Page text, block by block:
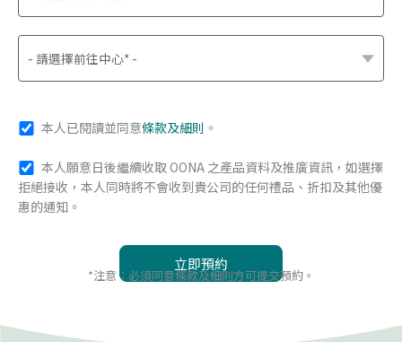
本人已閱讀並同意條款及細則 。
本人願意日後繼續收取 OONA 之產品資料及推廣資訊，如選擇
拒絕接收，本人同時將不會收到貴公司的任何禮品、折扣及其他優
惠的通知。
*注意：必須同意條款及細則方可提交預約。